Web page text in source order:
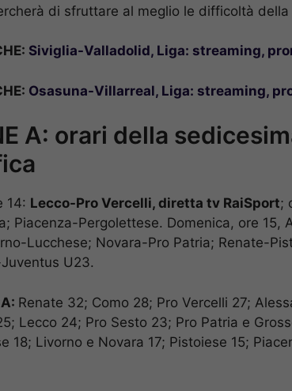
di sfruttare al meglio le difficoltà della
Siviglia-Valladolid, Liga: streaming,
Osasuna-Villarreal, Liga: streaming,
A: orari della
14: Lecco-Pro Vercelli, diretta tv RaiSport;
Piacenza-Pergolettese. Domenica, ore 15,
Lucchese; Novara-Pro Patria; Renate-
U23.
Renate 32; Como 28; Pro Vercelli 27;
Lecco 24; Pro Sesto 23; Pro Patria e
18; Livorno e Novara 17; Pistoiese 15;